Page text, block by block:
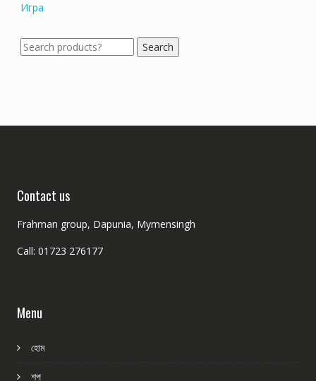
Игра
Search
for:
Search
Contact us
Frahman group, Dapunia, Mymensingh
Call: 01723 276177
Menu
হোম
শপ